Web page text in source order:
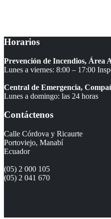
Horarios
Prevención de Incendios, Área
Lunes a viernes: 8:00 – 17:00
Central de Emergencia,
Lunes a domingo: las 24 horas
Contáctenos
Calle Córdova y Ricaurte
Portoviejo, Manabí
Ecuador
(05) 2 000 105
(05) 2 041 670